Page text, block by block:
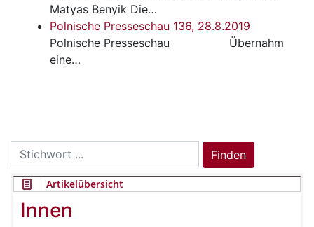
Matyas Benyik Die…
Polnische Presseschau 136, 28.8.2019
Polnische Presseschau
Übernahm
eine…
Search
for:
Finden
Artikelübersicht
Innen